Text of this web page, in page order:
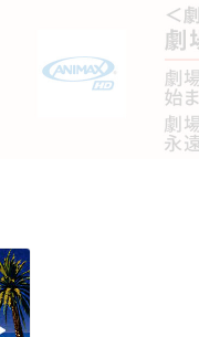
アダルト